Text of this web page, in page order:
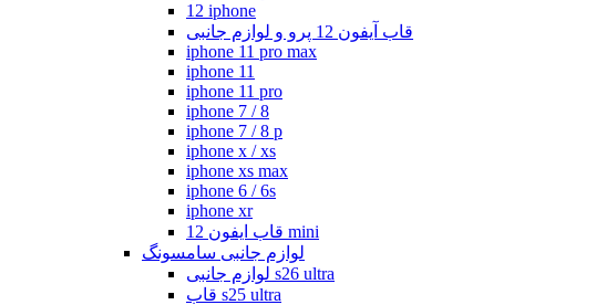
12 iphone
قاب آیفون 12 پرو و لوازم جانبی
iphone 11 pro max
iphone 11
iphone 11 pro
iphone 7 / 8
iphone 7 / 8 p
iphone x / xs
iphone xs max
iphone 6 / 6s
iphone xr
قاب ایفون 12 mini
لوازم جانبی سامسونگ
لوازم جانبی s26 ultra
قاب s25 ultra